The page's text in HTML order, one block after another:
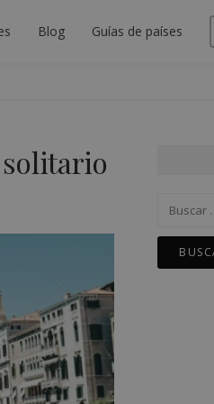
Blog Guías de países
Buscar: